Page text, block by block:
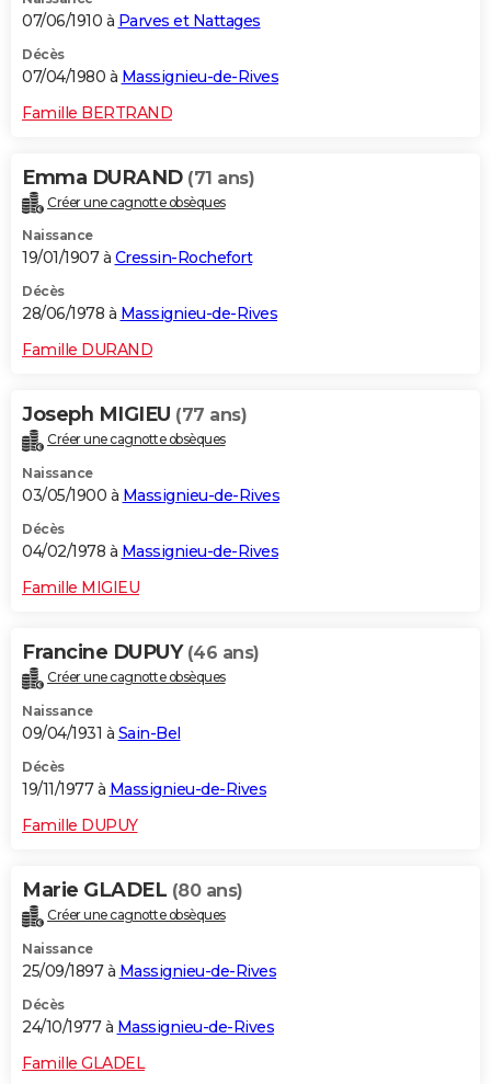
07/06/1910 à Parves et Nattages
Décès
07/04/1980 à Massignieu-de-Rives
Famille BERTRAND
Emma DURAND (71 ans)
Créer une cagnotte obsèques
Naissance
19/01/1907 à Cressin-Rochefort
Décès
28/06/1978 à Massignieu-de-Rives
Famille DURAND
Joseph MIGIEU (77 ans)
Créer une cagnotte obsèques
Naissance
03/05/1900 à Massignieu-de-Rives
Décès
04/02/1978 à Massignieu-de-Rives
Famille MIGIEU
Francine DUPUY (46 ans)
Créer une cagnotte obsèques
Naissance
09/04/1931 à Sain-Bel
Décès
19/11/1977 à Massignieu-de-Rives
Famille DUPUY
Marie GLADEL (80 ans)
Créer une cagnotte obsèques
Naissance
25/09/1897 à Massignieu-de-Rives
Décès
24/10/1977 à Massignieu-de-Rives
Famille GLADEL